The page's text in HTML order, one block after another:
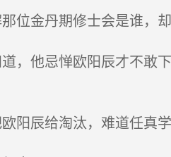
金丹期修士会是谁，
，他忌惮欧阳辰才不敢
辰给淘汰，难道任真学